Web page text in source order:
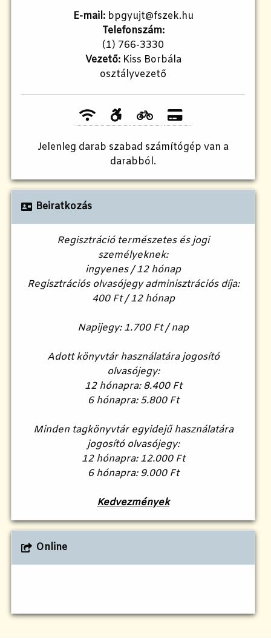
E-mail:bpgyujt@fszek.hu
Telefonszám:
(1) 766-3330
Vezető:Kiss Borbála
osztályvezető
Jelenleg darab szabad számítógép van a
darabból.
Beiratkozás
Regisztráció természetes és jogi
személyeknek:
ingyenes / 12 hónap
Regisztrációs olvasójegy adminisztrációs díja:
400 Ft / 12 hónap
Napijegy: 1.700 Ft / nap
Adott könyvtár használatára jogosító
olvasójegy:
12 hónapra: 8.400 Ft
6 hónapra: 5.800 Ft
Minden tagkönyvtár egyidejű használatára
jogosító olvasójegy:
12 hónapra: 12.000 Ft
6 hónapra: 9.000 Ft
Kedvezmények
Online